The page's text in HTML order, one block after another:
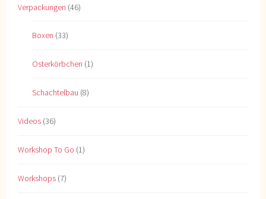
Verpackungen (46)
Boxen (33)
Osterkörbchen (1)
Schachtelbau (8)
Videos (36)
Workshop To Go (1)
Workshops (7)